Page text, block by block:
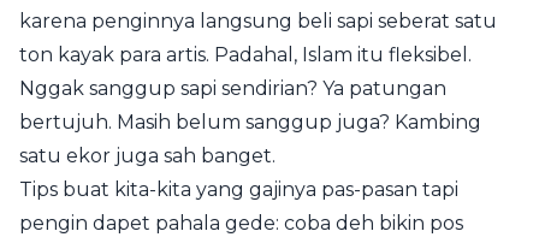
karena penginnya langsung beli sapi seberat satu
ton kayak para artis. Padahal, Islam itu fleksibel.
Nggak sanggup sapi sendirian? Ya patungan
bertujuh. Masih belum sanggup juga? Kambing
satu ekor juga sah banget.
Tips buat kita-kita yang gajinya pas-pasan tapi
pengin dapet pahala gede: coba deh bikin pos